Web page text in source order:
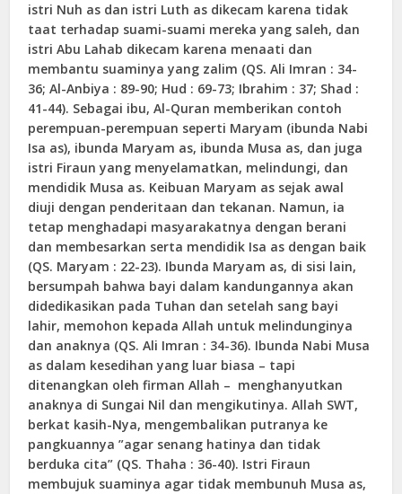
istri Nuh as dan istri Luth as dikecam karena tidak
taat terhadap suami-suami mereka yang saleh, dan
istri Abu Lahab dikecam karena menaati dan
membantu suaminya yang zalim (QS. Ali Imran : 34-
36; Al-Anbiya : 89-90; Hud : 69-73; Ibrahim : 37; Shad :
41-44). Sebagai ibu, Al-Quran memberikan contoh
perempuan-perempuan seperti Maryam (ibunda Nabi
Isa as), ibunda Maryam as, ibunda Musa as, dan juga
istri Firaun yang menyelamatkan, melindungi, dan
mendidik Musa as. Keibuan Maryam as sejak awal
diuji dengan penderitaan dan tekanan. Namun, ia
tetap menghadapi masyarakatnya dengan berani
dan membesarkan serta mendidik Isa as dengan baik
(QS. Maryam : 22-23). Ibunda Maryam as, di sisi lain,
bersumpah bahwa bayi dalam kandungannya akan
didedikasikan pada Tuhan dan setelah sang bayi
lahir, memohon kepada Allah untuk melindunginya
dan anaknya (QS. Ali Imran : 34-36). Ibunda Nabi Musa
as dalam kesedihan yang luar biasa – tapi
ditenangkan oleh firman Allah – menghanyutkan
anaknya di Sungai Nil dan mengikutinya. Allah SWT,
berkat kasih-Nya, mengembalikan putranya ke
pangkuannya ”agar senang hatinya dan tidak
berduka cita” (QS. Thaha : 36-40). Istri Firaun
membujuk suaminya agar tidak membunuh Musa as,